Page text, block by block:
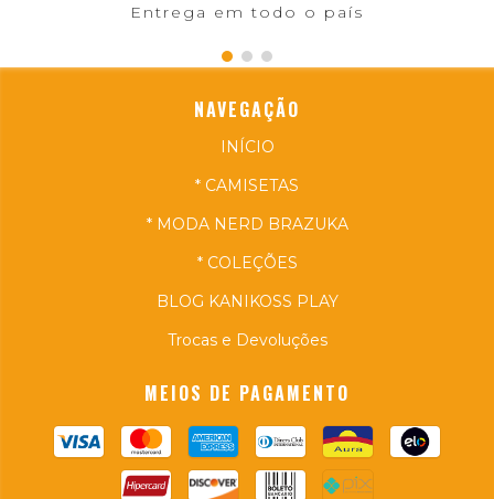
Entrega em todo o país
NAVEGAÇÃO
INÍCIO
* CAMISETAS
* MODA NERD BRAZUKA
* COLEÇÕES
BLOG KANIKOSS PLAY
Trocas e Devoluções
MEIOS DE PAGAMENTO